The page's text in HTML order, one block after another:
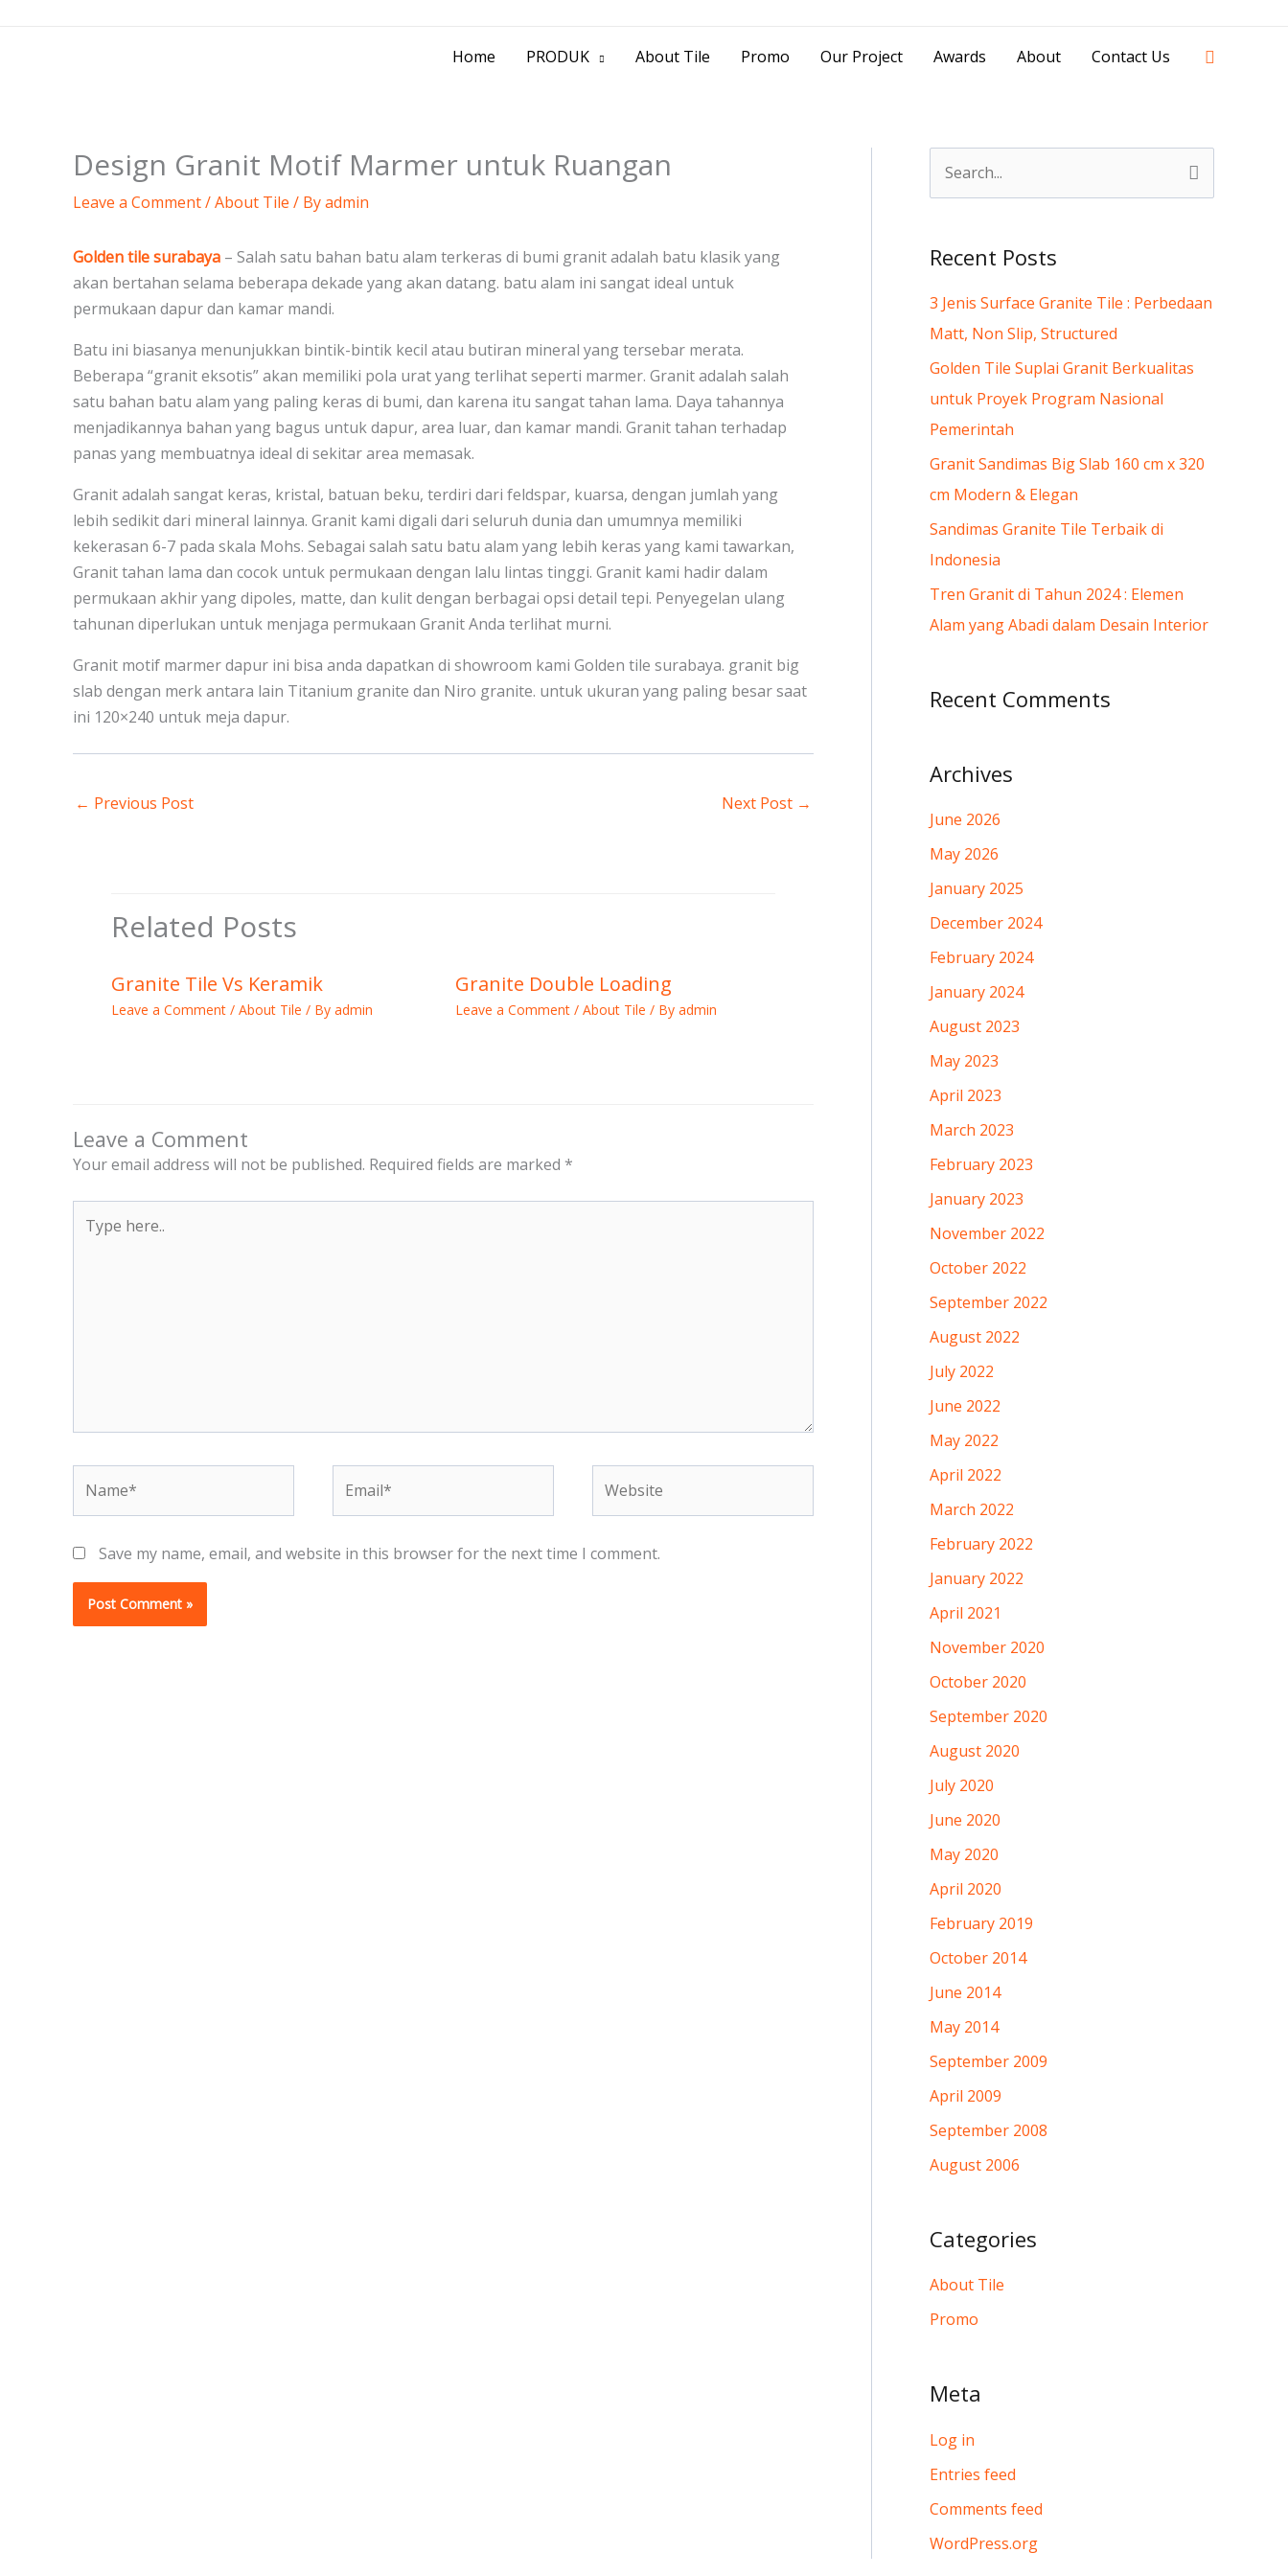
Home PRODUK About Tile Promo Our Project Awards About Contact Us Search
Design Granit Motif Marmer untuk Ruangan
Leave a Comment/About Tile / Byadmin
Golden tile surabaya – Salah satu bahan batu alam terkeras di bumi granit adalah batu klasik yang
akan bertahan selama beberapa dekade yang akan datang. batu alam ini sangat ideal untuk
permukaan dapur dan kamar mandi.
Batu ini biasanya menunjukkan bintik-bintik kecil atau butiran mineral yang tersebar merata.
Beberapa “granit eksotis” akan memiliki pola urat yang terlihat seperti marmer. Granit adalah salah
satu bahan batu alam yang paling keras di bumi, dan karena itu sangat tahan lama. Daya tahannya
menjadikannya bahan yang bagus untuk dapur, area luar, dan kamar mandi. Granit tahan terhadap
panas yang membuatnya ideal di sekitar area memasak.
Granit adalah sangat keras, kristal, batuan beku, terdiri dari feldspar, kuarsa, dengan jumlah yang
lebih sedikit dari mineral lainnya. Granit kami digali dari seluruh dunia dan umumnya memiliki
kekerasan 6-7 pada skala Mohs. Sebagai salah satu batu alam yang lebih keras yang kami tawarkan,
Granit tahan lama dan cocok untuk permukaan dengan lalu lintas tinggi. Granit kami hadir dalam
permukaan akhir yang dipoles, matte, dan kulit dengan berbagai opsi detail tepi. Penyegelan ulang
tahunan diperlukan untuk menjaga permukaan Granit Anda terlihat murni.
Granit motif marmer dapur ini bisa anda dapatkan di showroom kami Golden tile surabaya. granit big
slab dengan merk antara lain Titanium granite dan Niro granite. untuk ukuran yang paling besar saat
ini 120×240 untuk meja dapur.
← Previous Post Next Post →
Related Posts
Granite Tile Vs Keramik
Leave a Comment / About Tile / By admin
Granite Double Loading
Leave a Comment /About Tile / Byadmin
Leave a Comment
Your email address will not be published. Required fields are marked *
here..
Save my name, email, and website in this browser for the next time I comment.
r
c
h
f
o
r
Recent Posts
3 Jenis Surface Granite Tile : Perbedaan
Matt, Non Slip, Structured
Golden Tile Suplai Granit Berkualitas
untuk Proyek Program Nasional
Pemerintah
Granit Sandimas Big Slab 160 cm x 320
cm Modern & Elegan
Sandimas Granite Tile Terbaik di
Indonesia
Tren Granit di Tahun 2024 : Elemen
Alam yang Abadi dalam Desain Interior
Recent Comments
Archives
June 2026
May 2026
January 2025
December 2024
February 2024
January 2024
August 2023
May 2023
April 2023
March 2023
February 2023
January 2023
November 2022
October 2022
September 2022
August 2022
July 2022
June 2022
May 2022
April 2022
March 2022
February 2022
January 2022
April 2021
November 2020
October 2020
September 2020
August 2020
July 2020
June 2020
May 2020
April 2020
February 2019
October 2014
June 2014
May 2014
September 2009
April 2009
September 2008
August 2006
Categories
About Tile
Promo
Meta
Log in
Entries feed
Comments feed
WordPress.org